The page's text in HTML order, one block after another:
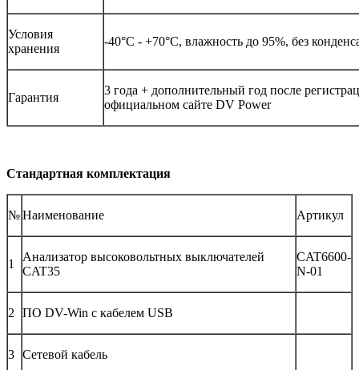
Условия
хранения
-40°С - +70°С, влажность до 95%, без
Гарантия
3 года + дополнительный год после
официальном сайте DV Power
Стандартная комплектация
№Наименование Артикул
1
Анализатор высоковольтных выключателей
CAT35
CAT6600-
N-01
2 ПО DV-Win с кабелем USB
3 Сетевой кабель